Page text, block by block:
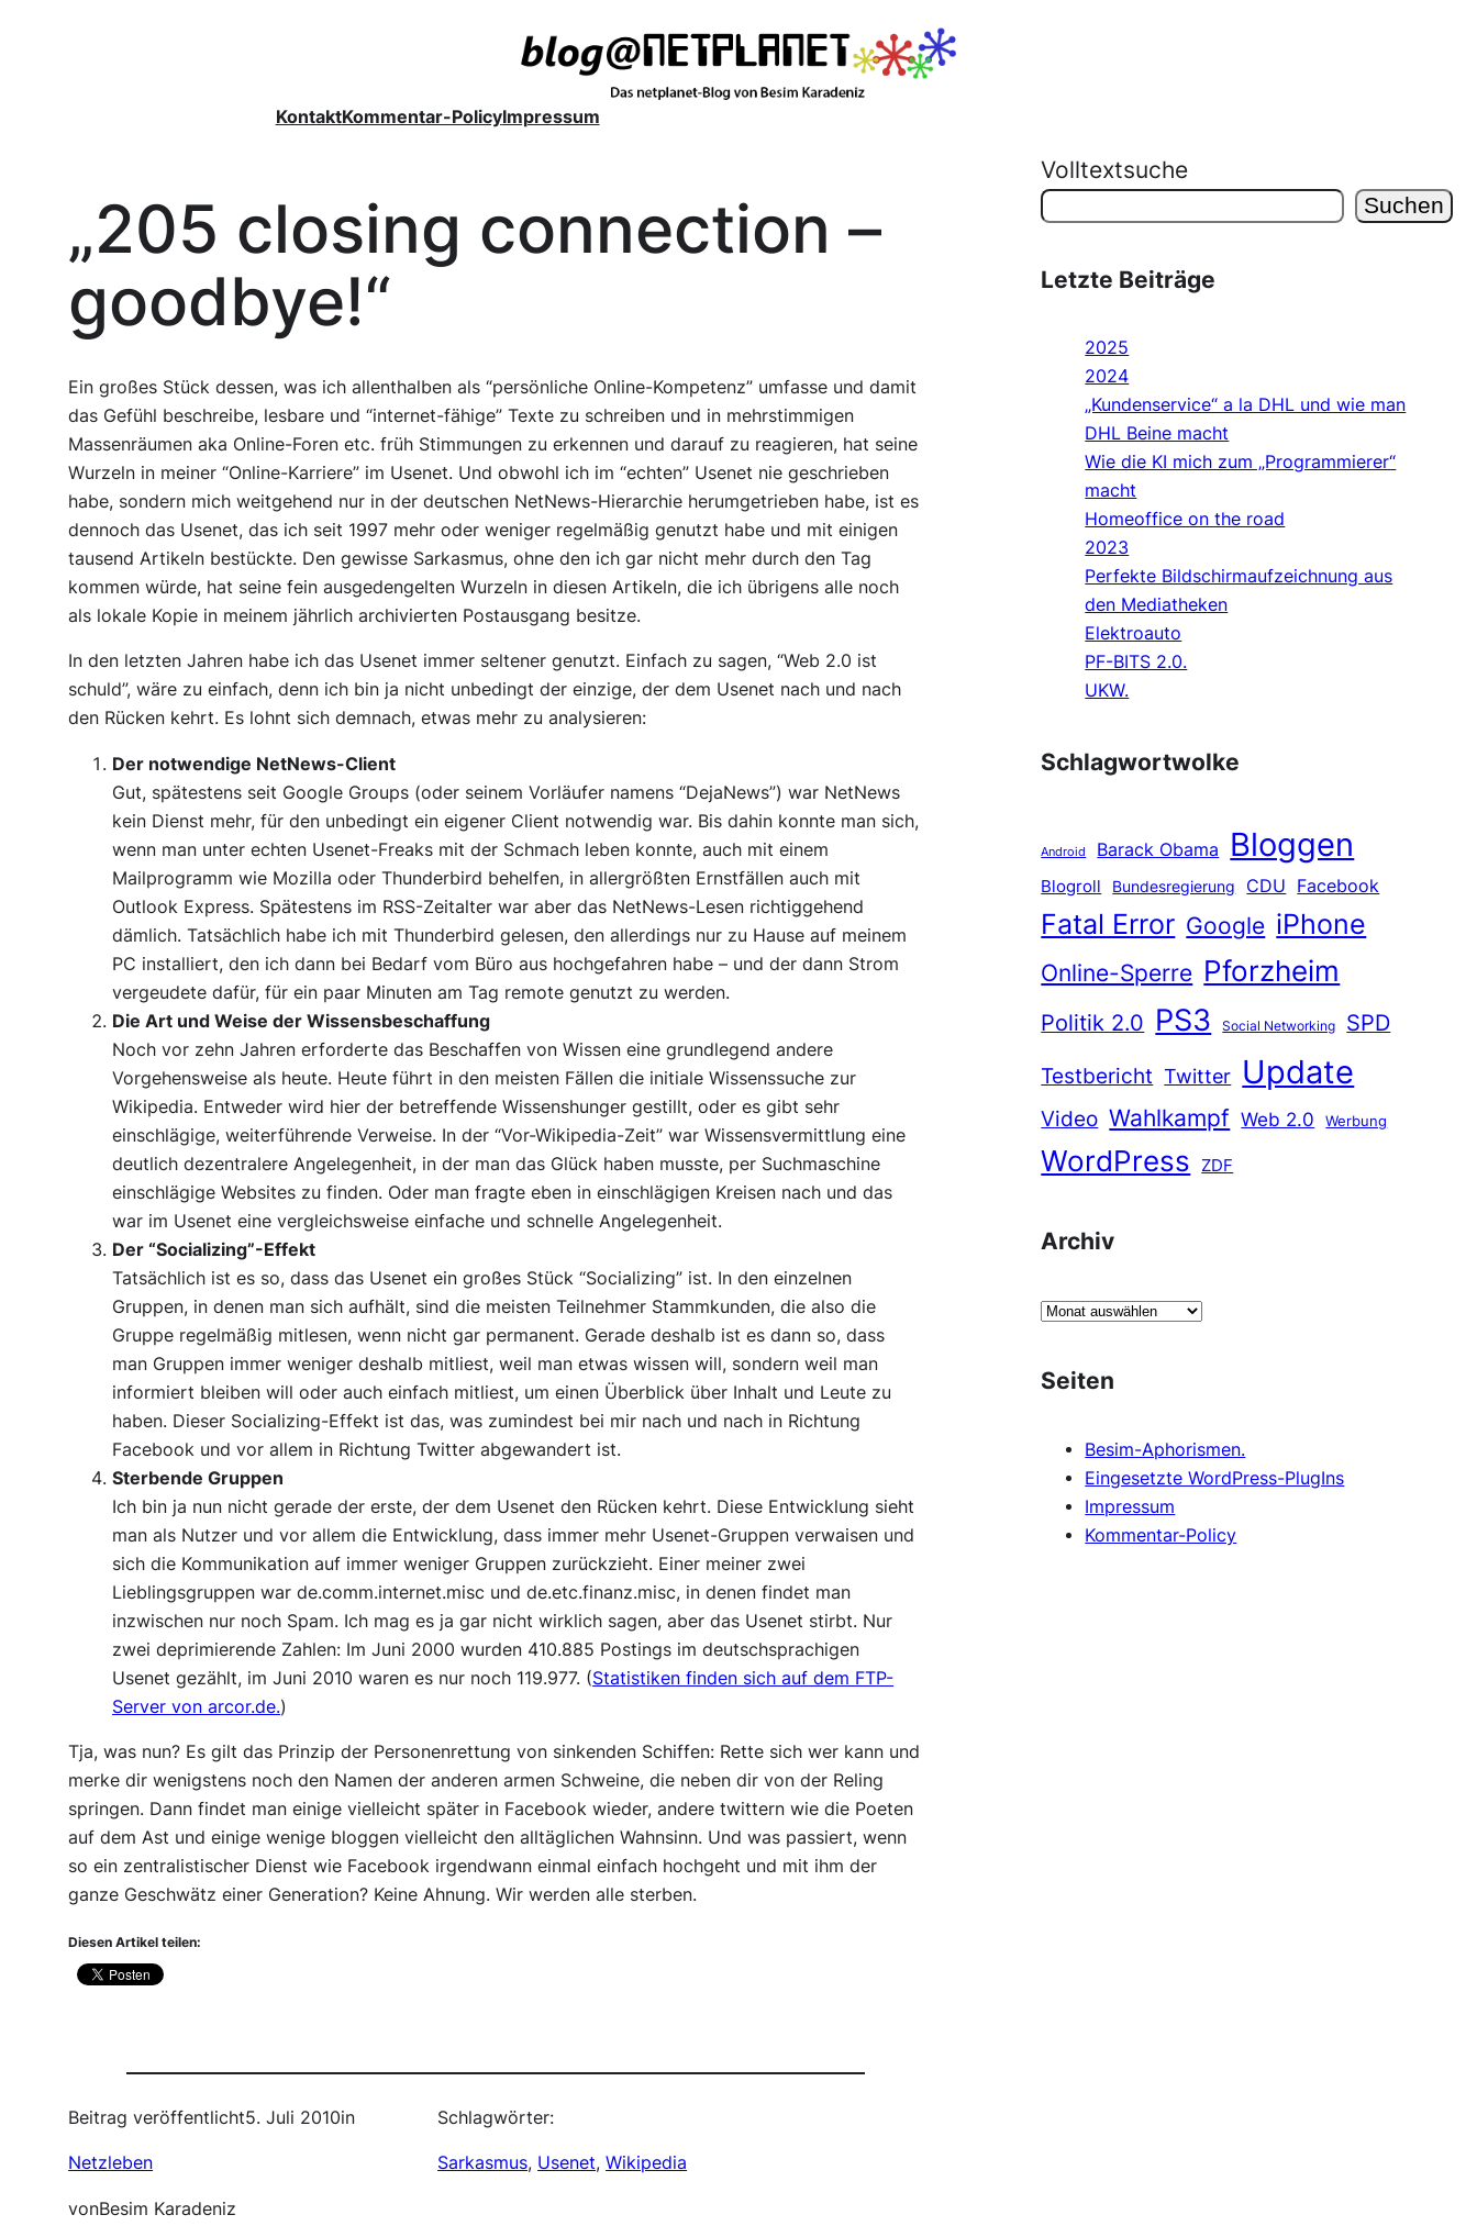
KontaktKommentar-PolicyImpressum
„205 closing connection –
goodbye!“
Ein großes Stück dessen, was ich allenthalben als “persönliche Online-Kompetenz” umfasse und damit
das Gefühl beschreibe, lesbare und “internet-fähige” Texte zu schreiben und in mehrstimmigen
Massenräumen aka Online-Foren etc. früh Stimmungen zu erkennen und darauf zu reagieren, hat seine
Wurzeln in meiner “Online-Karriere” im Usenet. Und obwohl ich im “echten” Usenet nie geschrieben
habe, sondern mich weitgehend nur in der deutschen NetNews-Hierarchie herumgetrieben habe, ist es
dennoch das Usenet, das ich seit 1997 mehr oder weniger regelmäßig genutzt habe und mit einigen
tausend Artikeln bestückte. Den gewisse Sarkasmus, ohne den ich gar nicht mehr durch den Tag
kommen würde, hat seine fein ausgedengelten Wurzeln in diesen Artikeln, die ich übrigens alle noch
als lokale Kopie in meinem jährlich archivierten Postausgang besitze.
In den letzten Jahren habe ich das Usenet immer seltener genutzt. Einfach zu sagen, “Web 2.0 ist
schuld”, wäre zu einfach, denn ich bin ja nicht unbedingt der einzige, der dem Usenet nach und nach
den Rücken kehrt. Es lohnt sich demnach, etwas mehr zu analysieren:
Der notwendige NetNews-Client
Gut, spätestens seit Google Groups (oder seinem Vorläufer namens “DejaNews”) war NetNews
kein Dienst mehr, für den unbedingt ein eigener Client notwendig war. Bis dahin konnte man sich,
wenn man unter echten Usenet-Freaks mit der Schmach leben konnte, auch mit einem
Mailprogramm wie Mozilla oder Thunderbird behelfen, in allergrößten Ernstfällen auch mit
Outlook Express. Spätestens im RSS-Zeitalter war aber das NetNews-Lesen richtiggehend
dämlich. Tatsächlich habe ich mit Thunderbird gelesen, den allerdings nur zu Hause auf meinem
PC installiert, den ich dann bei Bedarf vom Büro aus hochgefahren habe – und der dann Strom
vergeudete dafür, für ein paar Minuten am Tag remote genutzt zu werden.
Die Art und Weise der Wissensbeschaffung
Noch vor zehn Jahren erforderte das Beschaffen von Wissen eine grundlegend andere
Vorgehensweise als heute. Heute führt in den meisten Fällen die initiale Wissenssuche zur
Wikipedia. Entweder wird hier der betreffende Wissenshunger gestillt, oder es gibt sehr
einschlägige, weiterführende Verweise. In der “Vor-Wikipedia-Zeit” war Wissensvermittlung eine
deutlich dezentralere Angelegenheit, in der man das Glück haben musste, per Suchmaschine
einschlägige Websites zu finden. Oder man fragte eben in einschlägigen Kreisen nach und das
war im Usenet eine vergleichsweise einfache und schnelle Angelegenheit.
Der “Socializing”-Effekt
Tatsächlich ist es so, dass das Usenet ein großes Stück “Socializing” ist. In den einzelnen
Gruppen, in denen man sich aufhält, sind die meisten Teilnehmer Stammkunden, die also die
Gruppe regelmäßig mitlesen, wenn nicht gar permanent. Gerade deshalb ist es dann so, dass
man Gruppen immer weniger deshalb mitliest, weil man etwas wissen will, sondern weil man
informiert bleiben will oder auch einfach mitliest, um einen Überblick über Inhalt und Leute zu
haben. Dieser Socializing-Effekt ist das, was zumindest bei mir nach und nach in Richtung
Facebook und vor allem in Richtung Twitter abgewandert ist.
Sterbende Gruppen
Ich bin ja nun nicht gerade der erste, der dem Usenet den Rücken kehrt. Diese Entwicklung sieht
man als Nutzer und vor allem die Entwicklung, dass immer mehr Usenet-Gruppen verwaisen und
sich die Kommunikation auf immer weniger Gruppen zurückzieht. Einer meiner zwei
Lieblingsgruppen warde.comm.internet.misc undde.etc.finanz.misc, in denen findet man
inzwischen nur noch Spam. Ich mag es ja gar nicht wirklich sagen, aber das Usenet stirbt. Nur
zwei deprimierende Zahlen: Im Juni 2000 wurden 410.885 Postings im deutschsprachigen
Usenet gezählt, im Juni 2010 waren es nur noch 119.977. (Statistiken finden sich auf dem FTP-
Server von arcor.de.)
Tja, was nun? Es gilt das Prinzip der Personenrettung von sinkenden Schiffen: Rette sich wer kann und
merke dir wenigstens noch den Namen der anderen armen Schweine, die neben dir von der Reling
springen. Dann findet man einige vielleicht später in Facebook wieder, andere twittern wie die Poeten
auf dem Ast und einige wenige bloggen vielleicht den alltäglichen Wahnsinn. Und was passiert, wenn
so ein zentralistischer Dienst wie Facebook irgendwann einmal einfach hochgeht und mit ihm der
ganze Geschwätz einer Generation? Keine Ahnung. Wir werden alle sterben.
Diesen Artikel teilen:
Beitrag veröffentlicht5. Juli 2010in
Netzleben
vonBesim Karadeniz
Schlagwörter:
Sarkasmus, Usenet, Wikipedia
Volltextsuche
Suchen
Letzte Beiträge
2025
2024
„Kundenservice“ a la DHL und wie man
DHL Beine macht
Wie die KI mich zum „Programmierer“
macht
Homeoffice on the road
2023
Perfekte Bildschirmaufzeichnung aus
den Mediatheken
Elektroauto
PF-BITS 2.0.
UKW.
Schlagwortwolke
Android Barack Obama Bloggen
Blogroll Bundesregierung CDU Facebook
Fatal Error Google iPhone
Online-Sperre Pforzheim
Politik 2.0 PS3 Social Networking
SPD
Testbericht Twitter Update
Video Wahlkampf Web 2.0 Werbung
WordPress ZDF
Archiv
A
h
Seiten
Besim-Aphorismen.
Eingesetzte WordPress-PlugIns
Impressum
Kommentar-Policy